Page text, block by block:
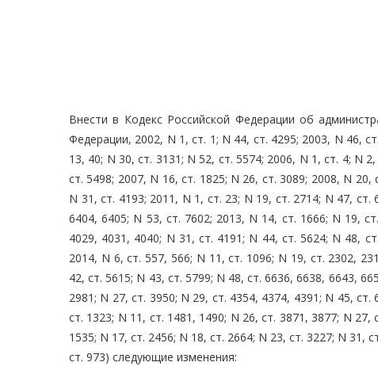
Внести в Кодекс Российской Федерации об
Федерации, 2002, N 1, ст. 1; N 44, ст. 4295; 2003, N 46,
13, 40; N 30, ст. 3131; N 52, ст. 5574; 2006, N 1, ст. 4; N
ст. 5498; 2007, N 16, ст. 1825; N 26, ст. 3089; 2008, N
N 31, ст. 4193; 2011, N 1, ст. 23; N 19, ст. 2714; N 47,
6404, 6405; N 53, ст. 7602; 2013, N 14, ст. 1666; N 19,
4029, 4031, 4040; N 31, ст. 4191; N 44, ст. 5624; N 48,
2014, N 6, ст. 557, 566; N 11, ст. 1096; N 19, ст. 2302,
42, ст. 5615; N 43, ст. 5799; N 48, ст. 6636, 6638, 6643,
2981; N 27, ст. 3950; N 29, ст. 4354, 4374, 4391; N 45,
ст. 1323; N 11, ст. 1481, 1490; N 26, ст. 3871, 3877; N
1535; N 17, ст. 2456; N 18, ст. 2664; N 23, ст. 3227; N 31,
ст. 973) следующие изменения: